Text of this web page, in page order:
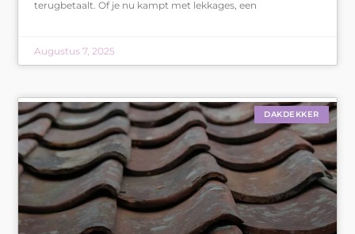
terugbetaalt. Of je nu kampt met lekkages, een
Augustus 7, 2025
DAKDEKKER